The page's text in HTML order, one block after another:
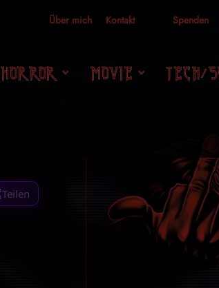
Über mich Kontakt Spenden
HORROR MOVIE TECH/
Teilen